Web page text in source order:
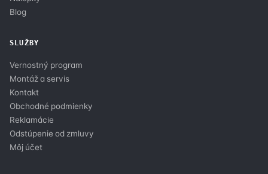
Blog
SLUŽBY
Vernostný program
Montáž a servis
Kontakt
Obchodné podmienky
Reklamácie
Odstúpenie od zmluvy
Môj účet